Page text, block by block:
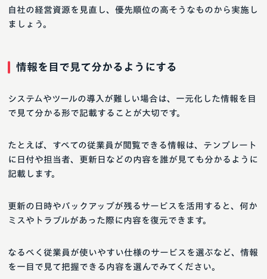
自社の経営資源を見直し、優先順位の高そうなものから実施し
ましょう。
情報を目で見て分かるようにする
システムやツールの導入が難しい場合は、一元化した情報を目
で見て分かる形で記載することが大切です。
たとえば、すべての従業員が閲覧できる情報は、テンプレート
に日付や担当者、更新日などの内容を誰が見ても分かるように
記載します。
更新の日時やバックアップが残るサービスを活用すると、何か
ミスやトラブルがあった際に内容を復元できます。
なるべく従業員が使いやすい仕様のサービスを選ぶなど、情報
を一目で見て把握できる内容を選んでみてください。